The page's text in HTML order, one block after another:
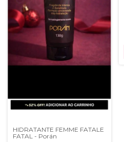
HIDRATANTE FEMME FATALE
FATAL - Porán